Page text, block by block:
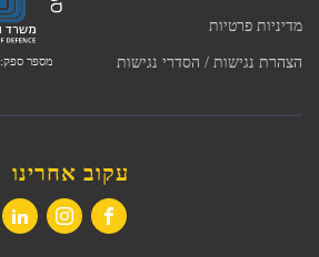
מדיניות פרטיות
הצהרת נגישות / הסדרי נגישות מספר ספק: 11033062
עקוב אחרינו